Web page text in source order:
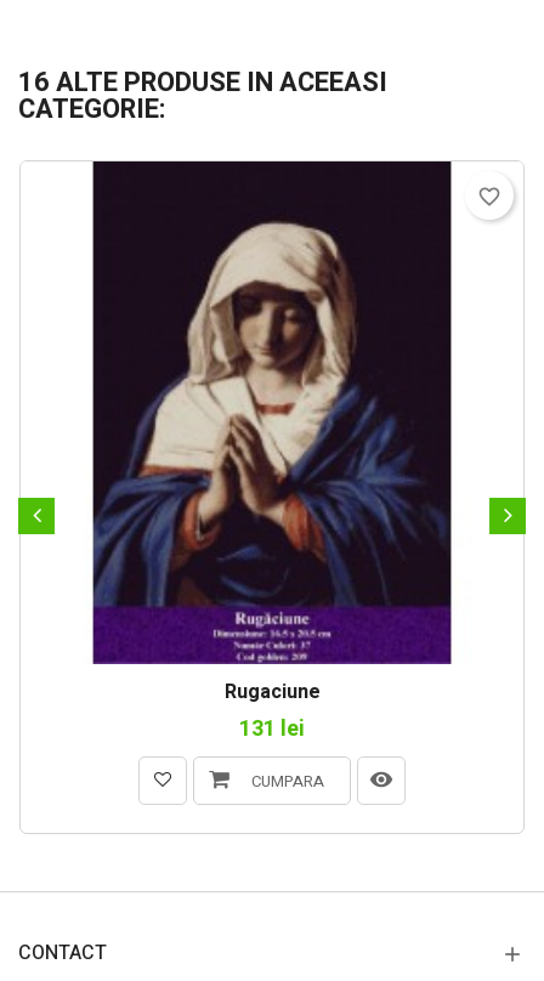
16 ALTE PRODUSE IN ACEEASI
CATEGORIE:
Rugaciune
131 lei
CUMPARA
favorite_border
CONTACT